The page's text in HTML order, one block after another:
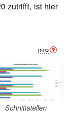
zutrifft, ist hier
Schnittstellen